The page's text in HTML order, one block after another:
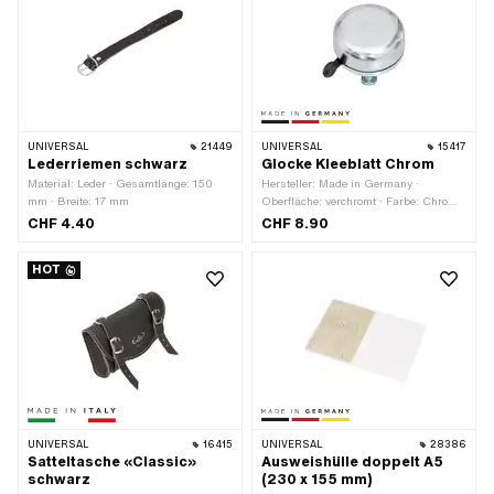
UNIVERSAL 21449
Lederriemen schwarz
Material: Leder · Gesamtlänge: 150
mm · Breite: 17 mm
CHF 4.40
UNIVERSAL 15417
Glocke Kleeblatt Chrom
Hersteller: Made in Germany ·
Oberfläche: verchromt · Farbe: Chrom ·
Ø Kopf aussen: 55 mm · Höhe: 49 mm
CHF 8.90
HOT
UNIVERSAL 16415
Satteltasche «Classic»
schwarz
UNIVERSAL 28386
Ausweishülle doppelt A5
(230 x 155 mm)